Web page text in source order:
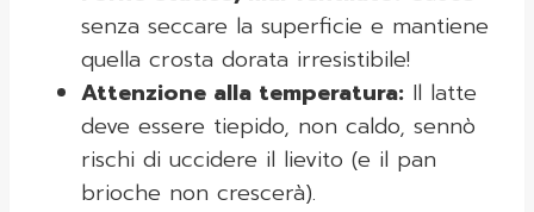
senza seccare la superficie e mantiene
quella crosta dorata irresistibile!
Attenzione alla temperatura: Il latte
deve essere tiepido, non caldo, sennò
rischi di uccidere il lievito (e il pan
brioche non crescerà).